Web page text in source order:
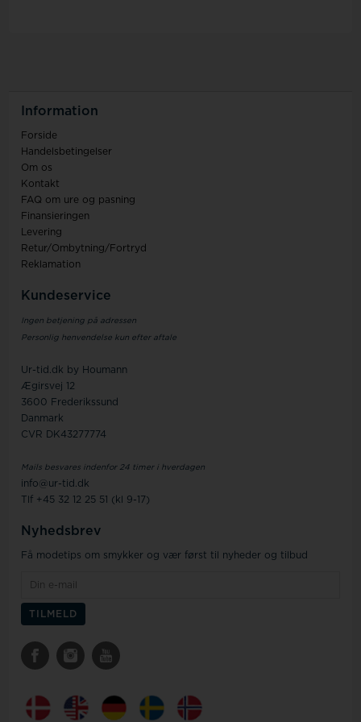
Information
Forside
Handelsbetingelser
Om os
Kontakt
FAQ om ure og pasning
Finansieringen
Levering
Retur/Ombytning/Fortryd
Reklamation
Kundeservice
Ingen betjening på adressen
Personlig henvendelse kun efter aftale
Ur-tid.dk by Houmann
Ægirsvej 12
3600 Frederikssund
Danmark
CVR DK43277774
Mails besvares indenfor 24 timer i hverdagen
info@ur-tid.dk
Tlf +45 32 12 25 51 (kl 9-17)
Nyhedsbrev
Få modetips om smykker og vær først til nyheder og tilbud